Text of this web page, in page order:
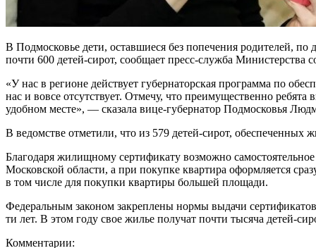
В Подмосковье дети, оставшиеся без попечения родителей,
почти 600 детей-сирот, сообщает пресс-служба Министерства
«У нас в регионе действует губернаторская программа по
нас и вовсе отсутствует. Отмечу, что преимущественно
удобном месте», — сказала вице-губернатор Подмосковья
В ведомстве отметили, что из 579 детей-сирот,
Благодаря жилищному сертификату возможно
Московской области, а при покупке квартира оформляется
в том числе для покупки квартиры большей площади.
Федеральным законом закреплены нормы выдачи
ти лет. В этом году свое жилье получат почти тысяча детей-
Комментарии: